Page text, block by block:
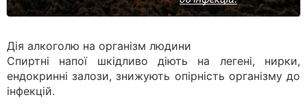
Дія алкоголю на організм людини
Спиртні напої шкідливо діють на легені, нирки,
ендокринні залози, знижують опірність організму до
інфекцій.